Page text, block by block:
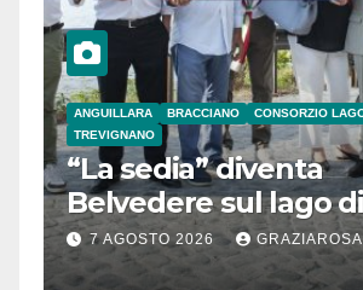
ANGUILLARA BRACCIANO
CONSORZIO
TREVIGNANO
“La sedia” diventa
Belvedere sul lago di
Bracciano: ieri
l’inaugurazione
7 AGOSTO 2026